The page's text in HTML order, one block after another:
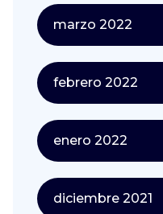
marzo 2022
febrero 2022
enero 2022
diciembre 2021